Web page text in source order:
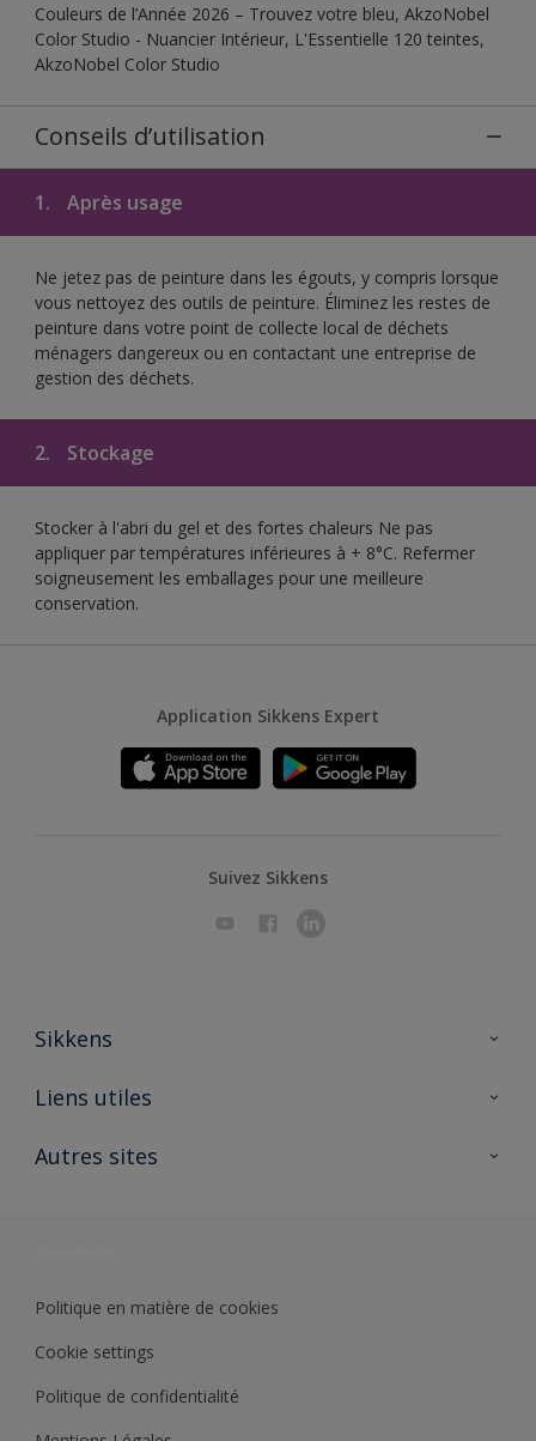
Couleurs de l’Année 2026 – Trouvez votre bleu, AkzoNobel
Color Studio - Nuancier Intérieur, L'Essentielle 120 teintes,
AkzoNobel Color Studio
Conseils d’utilisation
1. Après usage
Ne jetez pas de peinture dans les égouts, y compris lorsque
vous nettoyez des outils de peinture. Éliminez les restes de
peinture dans votre point de collecte local de déchets
ménagers dangereux ou en contactant une entreprise de
gestion des déchets.
2. Stockage
Stocker à l'abri du gel et des fortes chaleurs Ne pas
appliquer par températures inférieures à + 8°C. Refermer
soigneusement les emballages pour une meilleure
conservation.
Application Sikkens Expert
Suivez Sikkens
Sikkens
A propos de Sikkens
Liens utiles
Ouvrir un magasin PASS
Autres sites
Politique en matière de cookies
Cookie settings
Politique de confidentialité